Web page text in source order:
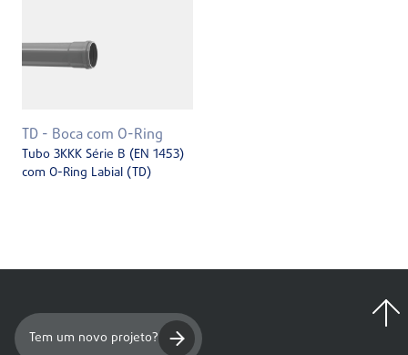
TD - Boca com O-Ring
Tubo 3KKK Série B (EN 1453)
com O-Ring Labial (TD)
Tem um novo projeto?